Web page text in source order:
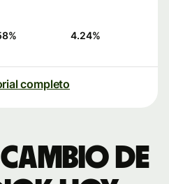
% 4.24%
completo
de